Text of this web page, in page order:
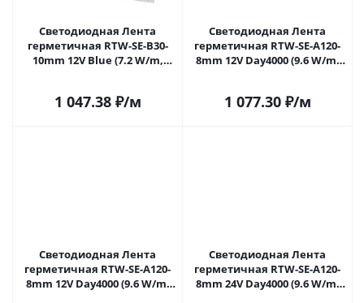
Светодиодная Лента
герметичная RTW-SE-B30-
10mm 12V Blue (7.2 W/m,
Саратове
1 047.38₽/м
Светодиодная Лента
герметичная RTW-SE-A120-
8mm 12V Day4000 (9.6 W/m,
1 077.30₽/м
Светодиодная Лента
герметичная RTW-SE-A120-
8mm 12V Day4000 (9.6 W/m,
Светодиодная Лента
герметичная RTW-SE-A120-
8mm 24V Day4000 (9.6 W/m,